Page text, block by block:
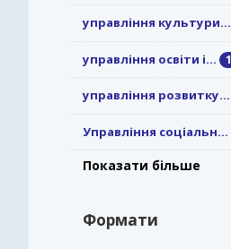
управління культури...
управління освіти і... 1
управління розвитку...
Управління соціальн...
Показати більше
Формати